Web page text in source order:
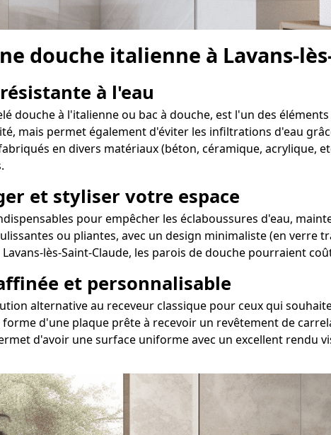
douche italienne à Lavans-
à l'eau
douche à l'italienne ou bac à douche, est l'un des
mais permet également d'éviter les infiltrations d'eau
en divers matériaux (béton, céramique, acrylique,
et styliser votre espace
pour empêcher les éclaboussures d'eau,
ou pliantes, avec un design minimaliste (en verre
lès-Saint-Claude, les parois de douche pourraient
et personnalisable
alternative au receveur classique pour ceux qui
d'une plaque prête à recevoir un revêtement de
d'avoir une surface uniforme avec un excellent rendu